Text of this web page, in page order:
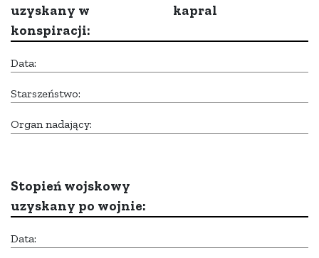
uzyskany w
konspiracji:
kapral
Data:
Starszeństwo:
Organ nadający:
Stopień wojskowy
uzyskany po wojnie:
Data: